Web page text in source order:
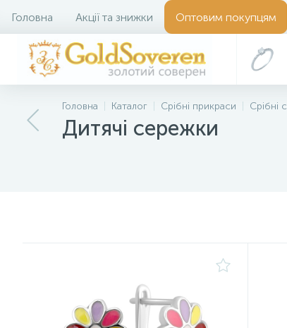
Головна Акції та знижки Оптовим покупцям
Головна Каталог Срібні прикраси Срібні
Дитячі сережки